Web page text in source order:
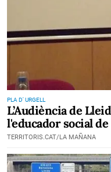
PLA D' URGELL
L’Audiència de
l'educador social
TERRITORIS.CAT/LA MAÑANA